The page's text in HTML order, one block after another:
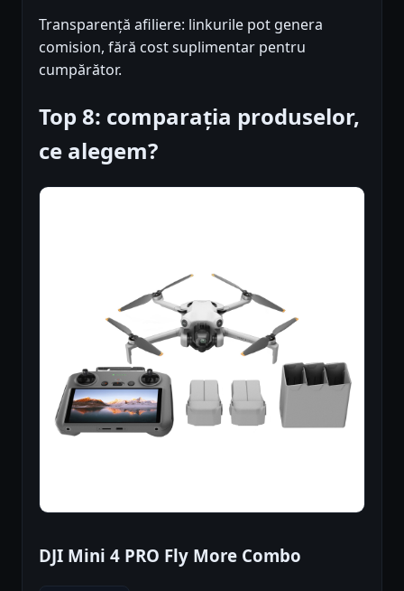
Transparență afiliere: linkurile pot genera
comision, fără cost suplimentar pentru
cumpărător.
Top 8: comparația produselor,
ce alegem?
DJI Mini 4 PRO Fly More Combo